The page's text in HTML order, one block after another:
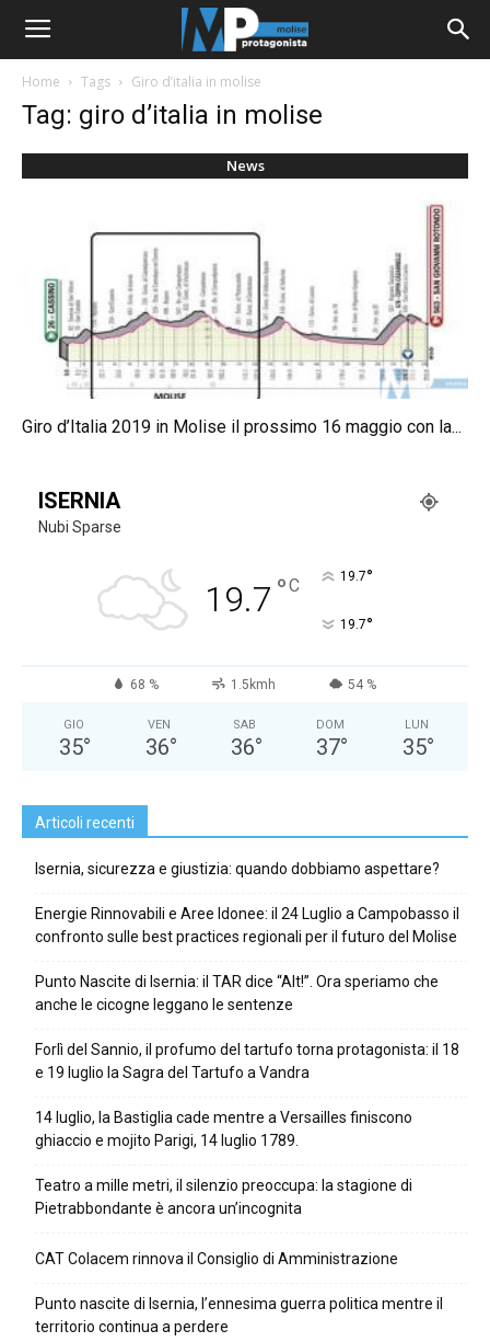
Home Tags Giro d’italia in molise
Tag: giro d’italia in molise
News
Giro d’Italia 2019 in Molise il prossimo 16 maggio con la...
ISERNIA
Nubi Sparse
19.7 °C 19.7°
19.7°
68 % 1.5kmh 54 %
GIO
35°
VEN
36°
SAB
36°
DOM
37°
LUN
35°
Articoli recenti
Isernia, sicurezza e giustizia: quando dobbiamo aspettare?
Energie Rinnovabili e Aree Idonee: il 24 Luglio a Campobasso il
confronto sulle best practices regionali per il futuro del Molise
Punto Nascite di Isernia: il TAR dice “Alt!”. Ora speriamo che
anche le cicogne leggano le sentenze
Forlì del Sannio, il profumo del tartufo torna protagonista: il 18
e 19 luglio la Sagra del Tartufo a Vandra
14 luglio, la Bastiglia cade mentre a Versailles finiscono
ghiaccio e mojito Parigi, 14 luglio 1789.
Teatro a mille metri, il silenzio preoccupa: la stagione di
Pietrabbondante è ancora un’incognita
CAT Colacem rinnova il Consiglio di Amministrazione
Punto nascite di Isernia, l’ennesima guerra politica mentre il
territorio continua a perdere